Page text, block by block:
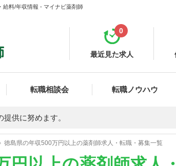
給料/年収情報 - マイナビ薬剤師
最近見た求人
0
転職相談会 転職ノウハウ
供に努めます。
徳島県の年収500万円以上の薬剤師求人・転職・募集一覧